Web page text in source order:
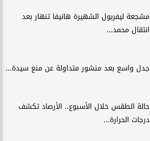
مشجعة ليفربول الشهيرة هانيفا تنهار بعد
انتقال محمد...
جدل واسع بعد منشور متداولة عن منع سيدة...
حالة الطقس خلال الأسبوع.. الأرصاد تكشف
درجات الحرارة...